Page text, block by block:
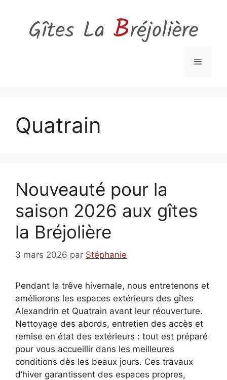
contenu
Menu
Quatrain
Nouveauté pour la
saison 2026 aux gîtes
la Bréjolière
3 mars 2026 par Stéphanie
Pendant la trêve hivernale, nous entretenons et
améliorons les espaces extérieurs des gîtes
Alexandrin et Quatrain avant leur réouverture.
Nettoyage des abords, entretien des accès et
remise en état des extérieurs : tout est préparé
pour vous accueillir dans les meilleures
conditions dès les beaux jours. Ces travaux
d’hiver garantissent des espaces propres,